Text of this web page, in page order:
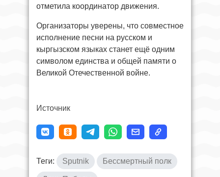
отметила координатор движения.
Организаторы уверены, что совместное
исполнение песни на русском и
кыргызском языках станет ещё одним
символом единства и общей памяти о
Великой Отечественной войне.
Источник
Теги: Sputnik Бессмертный полк